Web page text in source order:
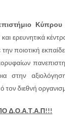
Κύπρου
ερευνητικά
την ποιοτική
στην
τον διεθνή
Δ.Ο.Α.Τ.Α.Π!!!